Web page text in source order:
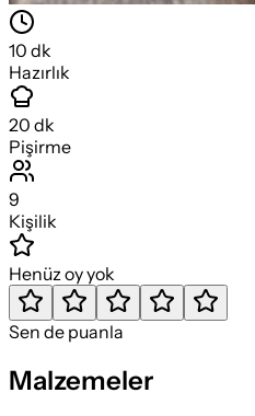
10 dk
Hazırlık
20 dk
Pişirme
9
Kişilik
Henüz oy yok
Sen de puanla
Malzemeler